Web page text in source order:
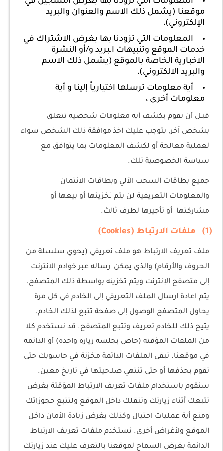
موقعنا (يشمل ذلك الاسم والعنوان والبريد
الإلكتروني)،
المعلومات التي تزودنا بها بغرض الاشتراك في
خدمات الموقع وتنبيهات البريد و/أو النشرة
الاخبارية الخاصة بالموقع (يشمل ذلك الاسم
والبريد الالكتروني)،
أية معلومات ترسلها اختيارياً إلينا و أية
معلومات أخرى ،
قبـل أن تقوم بكشف أية معلومات شخصية تتعلق
بشخص آخر، يتوجب عليك اخذ موافقة ذلك الشخص سواء
لعملية معالجة أو لكشف المعلومات بما يتوافق مع
سياسة الخصوصية تلك.
جميع بطاقات السحب الآلي وبطاقات الائتمان
والمعلومات التعريفية لن يتم تخزينها أو بيعها أو
مشاركتها أو تأجيرها لطرف ثالث.
(1) ملفات الارتباط (Cookies)
ملف تعريف الارتباط هو ملف تعريفي (يحوي سلسلة من
الحروف والأرقام) والذي يمكن ارساله عبر خوادم الانترنت
إلى متصفح الإنترنت ويتم تخزينه بواسطة ذلك المتصفح.
يتم اعادة ارسال الملف التعريفي إلى الخادم في كل مرة
يحاول المتصفح الوصول إلى صفحة تتبع لذلك الخادم.
يتيح ذلك للخادم تعريف وتتبع المتصفح. قد نستخدم كلا
من الملفات المؤقتة (خاص بجلسة زيارة واحدة) أو الدائمة
في موقعنا. تبقى الملفات الدائمة مخزنة في حاسوبك حتى
تقوم بحذفها أو حتى تنتهي صلاحيتها في تاريخ معين.
سنقوم باستخدام ملفات تعريف الارتباط المؤقتة بغرض
تتبعك أثناء زيارتك وتنقلك داخل الموقع ولتتبع حجوزاتك
ومنع أية عمليات احتيال وكذلك بغرض زيادة الأمان داخل
الموقع ولأغراض أخرى. نستخدم ملفات تعريف الارتباط
الدائمة بغرض السماح لموقعنا بالتعرف عليك عند زيارتك